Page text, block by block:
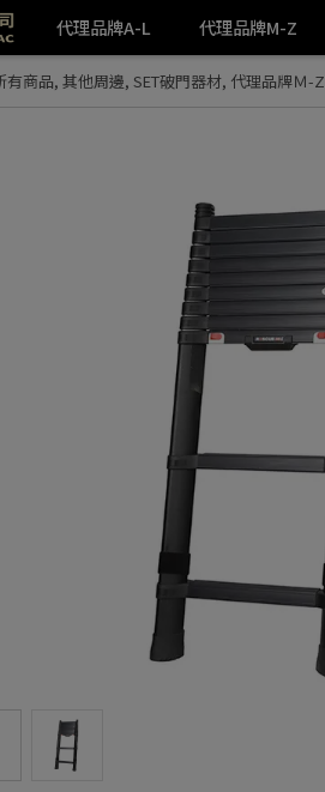
代理品牌A-L 代理品牌M-Z
有商品, 其他周邊, SET破門器材, 代理品牌Ｍ-Z